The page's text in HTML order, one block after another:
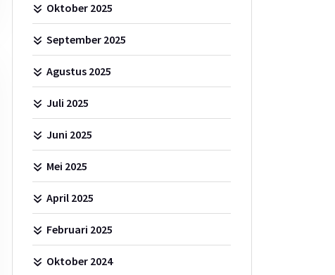
Oktober 2025
September 2025
Agustus 2025
Juli 2025
Juni 2025
Mei 2025
April 2025
Februari 2025
Oktober 2024